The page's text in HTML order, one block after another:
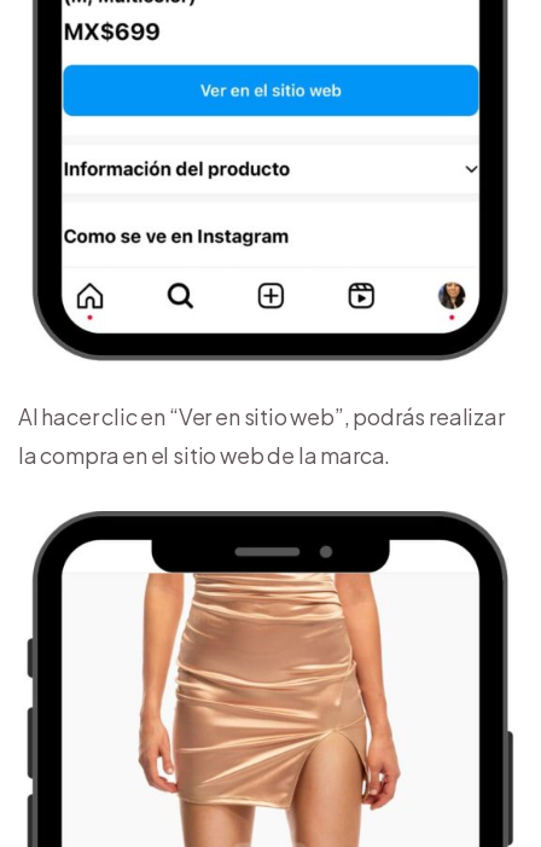
Al hacer clic en “Ver en sitio web”, podrás realizar
la compra en el sitio web de la marca.